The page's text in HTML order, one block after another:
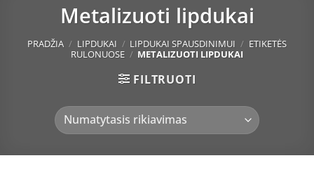
Metalizuoti lipdukai
PRADŽIA / LIPDUKAI / LIPDUKAI SPAUSDINIMUI / ETIKETĖS
RULONUOSE / METALIZUOTI LIPDUKAI
FILTRUOTI